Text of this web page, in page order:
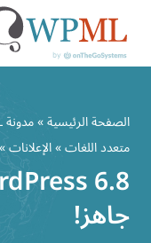
المحتوى
الصفحة الرئيسية»
متعدد اللغات»الإعلانات» WordPress 6.8 هنا – وWPML جاهز!
جاهز!